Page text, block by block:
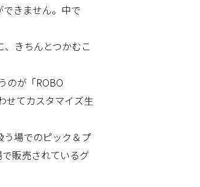
きません。中で
きちんとつかむこ
のが「ROBO
せてカスタマイズ生
う場でのピック＆プ
販売されているグ